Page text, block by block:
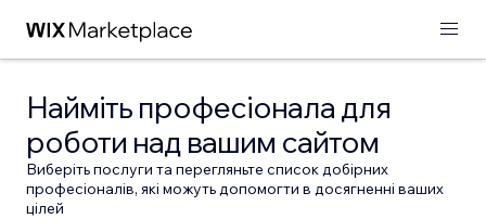
Найміть професіонала для
роботи над вашим сайтом
Виберіть послуги та перегляньте список добірних
професіоналів, які можуть допомогти в досягненні ваших
цілей